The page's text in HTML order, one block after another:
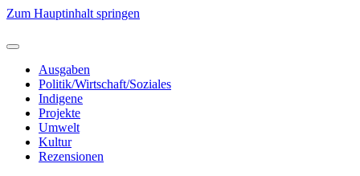
Zum Hauptinhalt springen
Ausgaben
Politik/Wirtschaft/Soziales
Indigene
Projekte
Umwelt
Kultur
Rezensionen